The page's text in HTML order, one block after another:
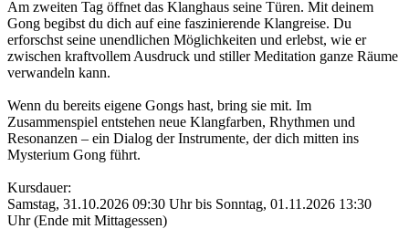
Am zweiten Tag öffnet das Klanghaus seine Türen. Mit deinem
Gong begibst du dich auf eine faszinierende Klangreise. Du
erforschst seine unendlichen Möglichkeiten und erlebst, wie er
zwischen kraftvollem Ausdruck und stiller Meditation ganze Räume
verwandeln kann.
Wenn du bereits eigene Gongs hast, bring sie mit. Im
Zusammenspiel entstehen neue Klangfarben, Rhythmen und
Resonanzen – ein Dialog der Instrumente, der dich mitten ins
Mysterium Gong führt.
Kursdauer:
Samstag, 31.10.2026 09:30 Uhr bis Sonntag, 01.11.2026 13:30
Uhr (Ende mit Mittagessen)